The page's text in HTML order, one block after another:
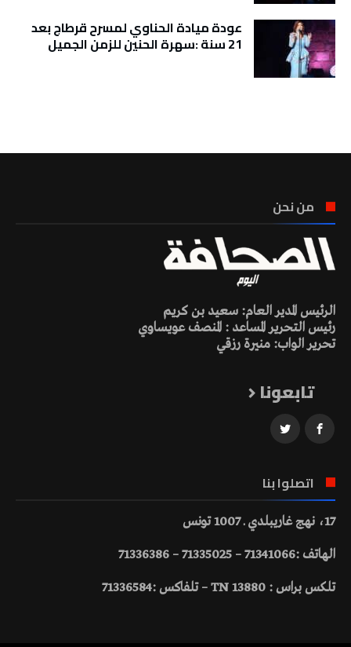
عودة ميادة الحناوي لمسرح قرطاج بعد
21 سنة :سهرة الحنين للزمن الجميل
من نحن
الرئيس المدير العام: سعيد بن كريم
رئيس التحرير المساعد : المنصف عويساوي
تحرير الواب: منيرة رزقي
تابعونا
اتصلوا بنا
17، نهج غاريبلدي ـ 1007 تونس
الهاتف :71341066 – 71335025 – 71336386
تلكس براس : 13880 TN – تلفاكس :71336584